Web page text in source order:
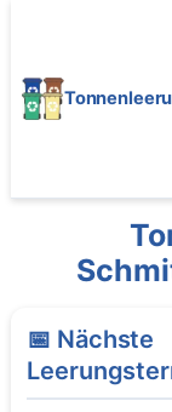
📅 Nächste